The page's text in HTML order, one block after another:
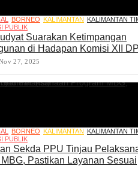
BORNEO KALIMANTAN
KALIMANTAN
PUBLIK
Suarakan Ketimpangan
di Hadapan Komisi XII
27, 2025
BORNEO KALIMANTAN
KALIMANTAN
PUBLIK
Sekda PPU Tinjau
Pastikan Layanan Sesuai